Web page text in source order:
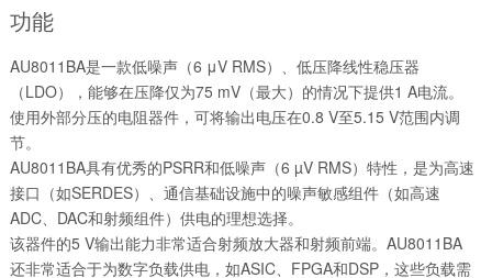
功能
AU8011BA是一款低噪声（6 μV RMS）、低压降线性稳压器
（LDO），能够在压降仅为75 mV（最大）的情况下提供1 A电流。
使用外部分压的电阻器件，可将输出电压在0.8 V至5.15 V范围内调
节。
AU8011BA具有优秀的PSRR和低噪声（6 µV RMS）特性，是为高速
接口（如SERDES）、通信基础设施中的噪声敏感组件（如高速
ADC、DAC和射频组件）供电的理想选择。
该器件的5 V输出能力非常适合射频放大器和射频前端。AU8011BA
还非常适合于为数字负载供电，如ASIC、FPGA和DSP，这些负载需